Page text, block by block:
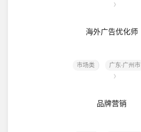
海外广告优化师
市场类 广东·广州市
品牌营销